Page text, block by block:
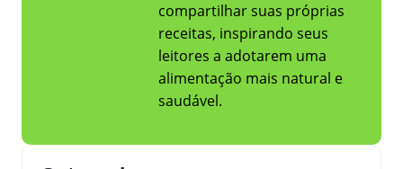
compartilhar suas próprias
receitas, inspirando seus
leitores a adotarem uma
alimentação mais natural e
saudável.